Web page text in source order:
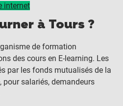
internet
à Tours ?
de formation
des cours en E-learning. Les
par les fonds mutualisés de la
salariés, demandeurs